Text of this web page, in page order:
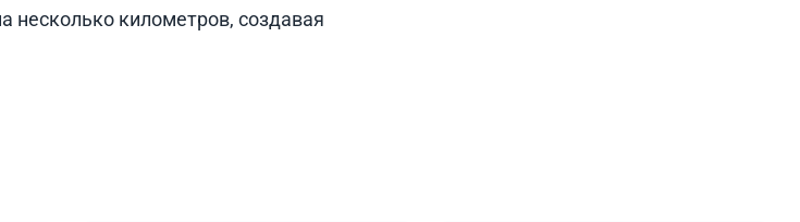
несколько километров, создавая